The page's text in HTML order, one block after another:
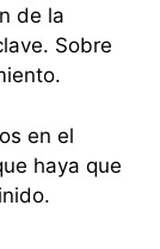
de la
Sobre
en el
haya que